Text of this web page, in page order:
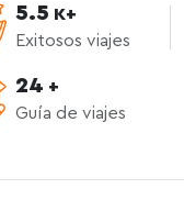
5.5 K+
Exitosos viajes
24 +
Guía de viajes